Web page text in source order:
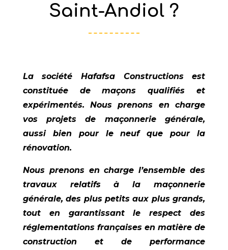
Saint-Andiol ?
La société Hafafsa Constructions est
constituée de maçons qualifiés et
expérimentés. Nous prenons en charge
vos projets de maçonnerie générale,
aussi bien pour le neuf que pour la
rénovation.
Nous prenons en charge l’ensemble des
travaux relatifs à la maçonnerie
générale, des plus petits aux plus grands,
tout en garantissant le respect des
réglementations françaises en matière de
construction et de performance